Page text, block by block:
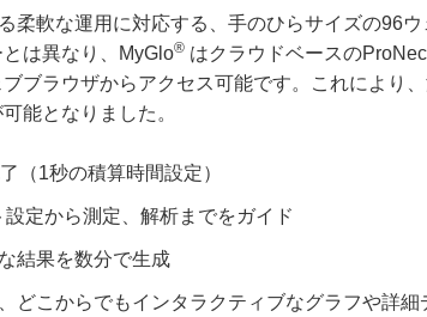
柔軟な運用に対応する、手のひらサイズの96ウ
は異なり、MyGlo® はクラウドベースの
ブラウザからアクセス可能です。これにより
能となりました。
（1秒の積算時間設定）
定から測定、解析までをガイド
結果を数分で生成
どこからでもインタラクティブなグラフや詳